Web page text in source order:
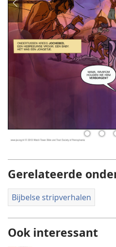
Gerelateerde
Bijbelse stripverhalen
Ook interessant